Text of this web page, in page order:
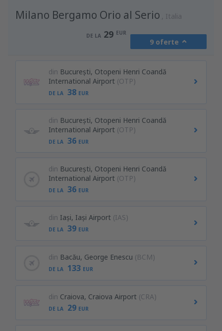
Milano Bergamo Orio al Serio Italia
DE LA 29 EUR
9 oferte
din București, Otopeni Henri Coandă
International Airport (OTP)
DE LA 38 EUR
din București, Otopeni Henri Coandă
International Airport (OTP)
DE LA 36 EUR
din București, Otopeni Henri Coandă
International Airport (OTP)
DE LA 36 EUR
din Iași, Iași Airport (IAS)
DE LA 39 EUR
din Bacău, George Enescu (BCM)
DE LA 133 EUR
din Craiova, Craiova Airport (CRA)
DE LA 29 EUR